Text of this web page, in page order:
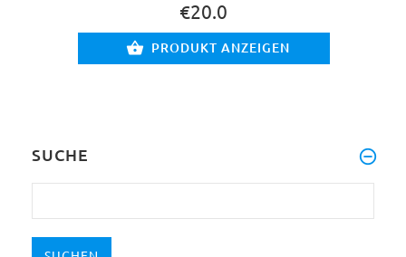
€20.0
PRODUKT ANZEIGEN
SUCHE